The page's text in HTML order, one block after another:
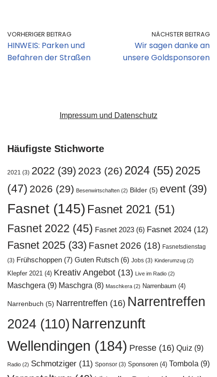
VORHERIGER BEITRAG
HINWEIS: Parken und
Befahren der Straßen
NÄCHSTER BEITRAG
Wir sagen danke an
unsere Goldsponsoren
Impressum und Datenschutz
Häufigste Stichworte
2021 (3) 2022 (39) 2023 (26) 2024 (55) 2025
(47) 2026 (29) Besenwirtschaften (2) Bilder (5) event (39)
Fasnet (145) Fasnet 2021 (51)
Fasnet 2022 (45) Fasnet 2023 (6) Fasnet 2024 (12)
Fasnet 2025 (33) Fasnet 2026 (18) Fasnetsdienstag
(3) Frühschoppen (7) Guten Rutsch (6) Jobs (3) Kinderumzug (2)
Klepfer 2021 (4) Kreativ Angebot (13) Live im Radio (2)
Maschgera (9) Maschgra (8) Maschkera (2) Narrenbaum (4)
Narrenbuch (5) Narrentreffen (16) Narrentreffen
2024 (110) Narrenzunft
Wellendingen (184) Presse (16) Quiz (9)
Radio (2) Schmotziger (11) Sponsor (3) Sponsoren (4) Tombola (9)